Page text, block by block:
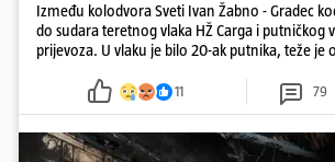
Između kolodvora Sveti Ivan Žabno - Gradec
do sudara teretnog vlaka HŽ Carga i putničkog
prijevoza. U vlaku je bilo 20-ak putnika, teže je
11 79